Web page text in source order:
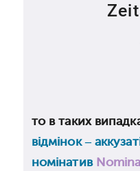
то в таких
відмінок –
номінатив